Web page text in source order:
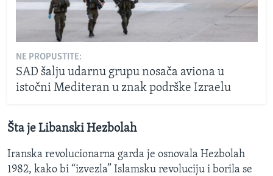
NE PROPUSTITE:
SAD šalju udarnu grupu nosača aviona u
istočni Mediteran u znak podrške Izraelu
Šta je Libanski Hezbolah
Iranska revolucionarna garda je osnovala Hezbolah
1982, kako bi “izvezla” Islamsku revoluciju i borila se